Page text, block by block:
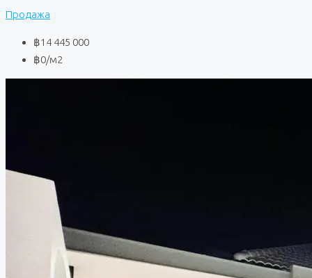
Продажа
฿14 445 000
฿0/м2